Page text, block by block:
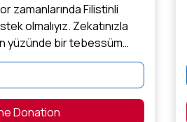
zamanlarında Filistinli
olmalıyız. Zekatınızla
yüzünde bir tebessüm
Donation